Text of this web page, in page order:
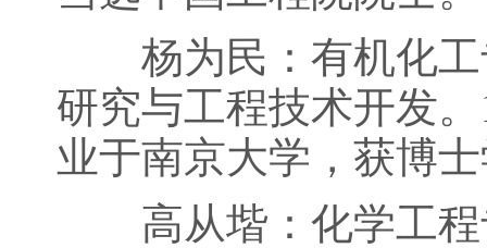
杨为民：有机化工
研究与工程技术开发
业于南京大学，获博
高从堦：化学工程